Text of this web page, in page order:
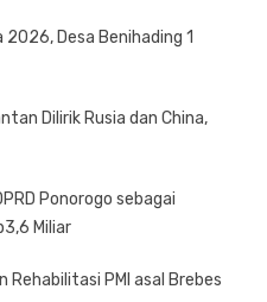
Desa Benihading 1
Dilirik Rusia dan China,
Ponorogo sebagai
Miliar
Rehabilitasi PMI asal Brebes